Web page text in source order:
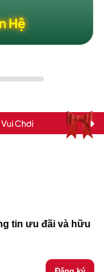
Hệ
Chơi
tin ưu đãi và hữu